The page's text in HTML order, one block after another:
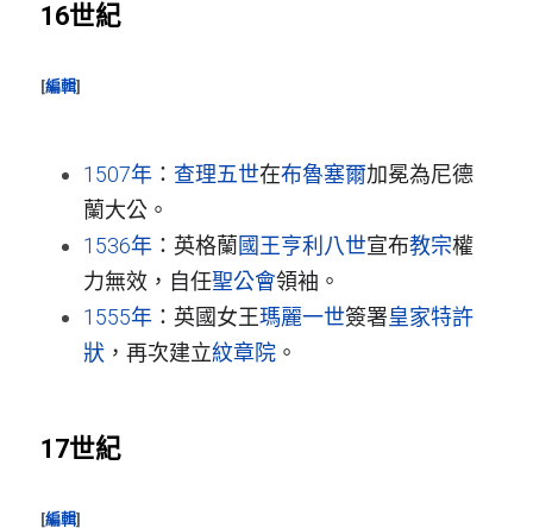
16世紀
[編輯]
1507年 ： 查理五世在布魯塞爾加冕為尼德
蘭大公。
1536年 ：英格蘭國王亨利八世宣布教宗權
力無效，自任聖公會領袖。
1555年 ：英國女王瑪麗一世簽署皇家特許
狀 ，再次建立紋章院 。
17世紀
[編輯]